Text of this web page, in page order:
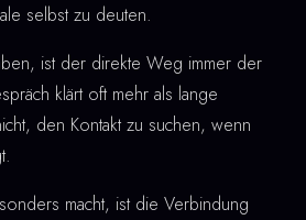
selbst zu deuten.
ist der direkte Weg immer der
klärt oft mehr als lange
den Kontakt zu suchen, wenn
macht, ist die Verbindung